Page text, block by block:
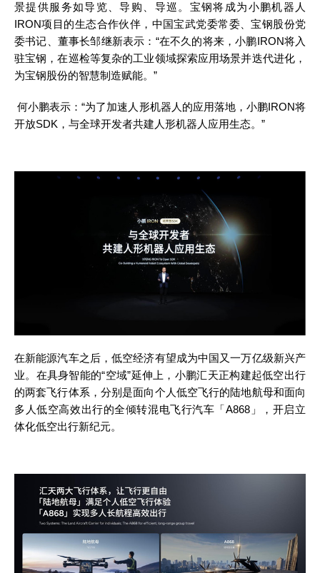
景提供服务如导览、导购、导巡。宝钢将成为小鹏机器人
IRON项目的生态合作伙伴，中国宝武党委常委、宝钢股份党
委书记、董事长邹继新表示：“在不久的将来，小鹏IRON将入
驻宝钢，在巡检等复杂的工业领域探索应用场景并迭代进化，
为宝钢股份的智慧制造赋能。”
何小鹏表示：“为了加速人形机器人的应用落地，小鹏IRON将
开放SDK，与全球开发者共建人形机器人应用生态。”
在新能源汽车之后，低空经济有望成为中国又一万亿级新兴产
业。在具身智能的“空域”延伸上，小鹏汇天正构建起低空出行
的两套飞行体系，分别是面向个人低空飞行的陆地航母和面向
多人低空高效出行的全倾转混电飞行汽车「A868」，开启立
体化低空出行新纪元。